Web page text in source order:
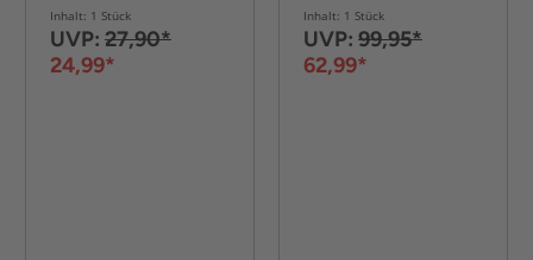
Inhalt: 1 Stück
UVP: 27,90*
24,99*
Inhalt: 1 Stück
UVP: 99,95*
62,99*